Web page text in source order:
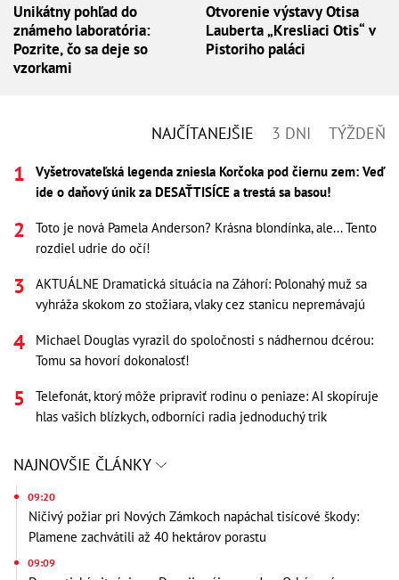
Unikátny pohľad do
známeho laboratória:
Pozrite, čo sa deje so
vzorkami
Otvorenie výstavy Otisa
Lauberta „Kresliaci Otis“ v
Pistoriho paláci
NAJČÍTANEJŠIE 3 DNI TÝŽDEŇ
Vyšetrovateľská legenda zniesla Korčoka pod čiernu zem: Veď
ide o daňový únik za DESAŤTISÍCE a trestá sa basou!
Toto je nová Pamela Anderson? Krásna blondínka, ale... Tento
rozdiel udrie do očí!
AKTUÁLNE Dramatická situácia na Záhorí: Polonahý muž sa
vyhráža skokom zo stožiara, vlaky cez stanicu nepremávajú
Michael Douglas vyrazil do spoločnosti s nádhernou dcérou:
Tomu sa hovorí dokonalosť!
Telefonát, ktorý môže pripraviť rodinu o peniaze: AI skopíruje
hlas vašich blízkych, odborníci radia jednoduchý trik
NAJNOVŠIE ČLÁNKY
09:20
Ničivý požiar pri Nových Zámkoch napáchal tisícové škody:
Plamene zachvátili až 40 hektárov porastu
09:09